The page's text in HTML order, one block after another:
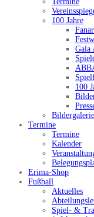
100 Jahre
Gala
100
Bildergalerie
Termine
Termine
Kalender
Erima-Shop
Fußball
Aktuelles
Spiel- &